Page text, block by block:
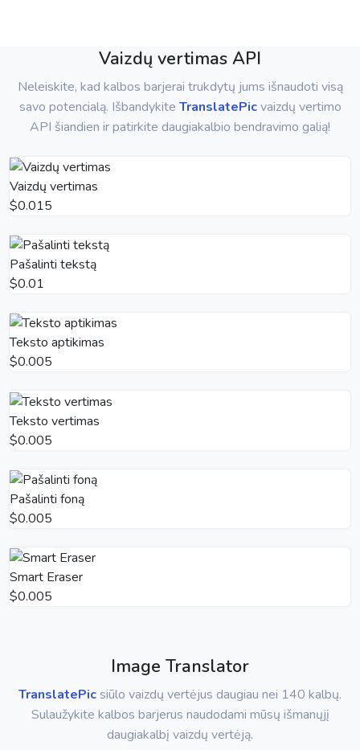
Vaizdų vertimas API
Neleiskite, kad kalbos barjerai trukdytų jums išnaudoti visą
savo potencialą. Išbandykite TranslatePicvaizdų vertimo
API šiandien ir patirkite daugiakalbio bendravimo galią!
Vaizdų vertimas
$0.015
Pašalinti tekstą
$0.01
Teksto aptikimas
$0.005
Teksto vertimas
$0.005
Pašalinti foną
$0.005
Smart Eraser
$0.005
Image Translator
TranslatePicsiūlo vaizdų vertėjus daugiau nei 140 kalbų.
Sulaužykite kalbos barjerus naudodami mūsų išmanųjį
daugiakalbį vaizdų vertėją.